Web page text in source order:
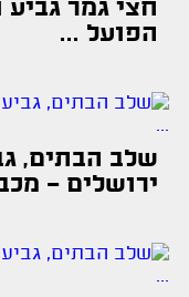
חצי גמר גביע
הפועל ...
שלב הבתים,
ירושלים -